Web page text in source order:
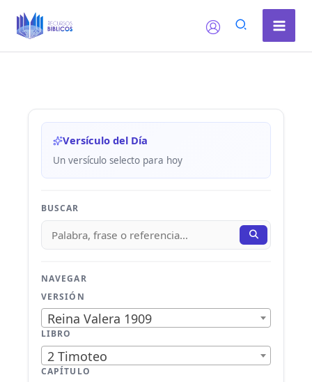
Versículo del Día
Un versículo selecto para hoy
BUSCAR
NAVEGAR
VERSIÓN
Reina Valera 1909
LIBRO
2 Timoteo
CAPÍTULO